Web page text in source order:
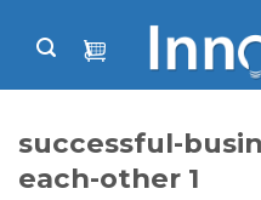
successful-
each-other 1